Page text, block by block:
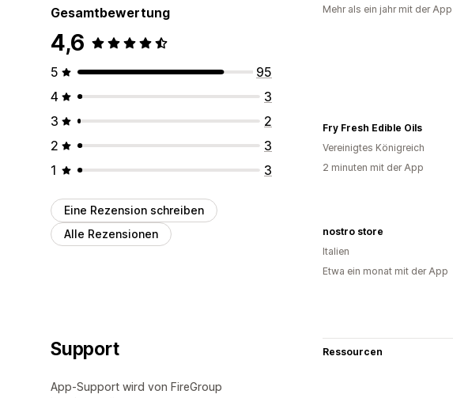
Gesamtbewertung
4,6
5
95
4
3
3
2
2
3
1
3
Eine Rezension schreiben
Alle Rezensionen
Mehr als ein jahr mit der App
Fry Fresh Edible Oils
Vereinigtes Königreich
2 minuten mit der App
nostro store
Italien
Etwa ein monat mit der App
Support
App-Support wird von FireGroup
Ressourcen